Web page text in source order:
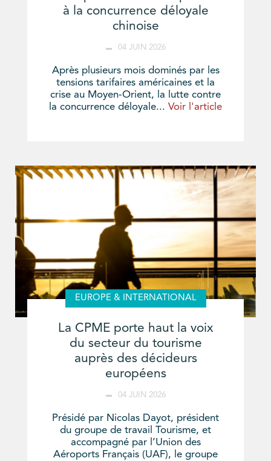
à la concurrence déloyale
chinoise
04 JUIN 2026
Après plusieurs mois dominés par les
tensions tarifaires américaines et la
crise au Moyen-Orient, la lutte contre
la concurrence déloyale... Voir l'article
EUROPE & INTERNATIONAL
La CPME porte haut la voix
du secteur du tourisme
auprès des décideurs
européens
04 JUIN 2026
Présidé par Nicolas Dayot, président
du groupe de travail Tourisme, et
accompagné par l’Union des
Aéroports Français (UAF), le groupe